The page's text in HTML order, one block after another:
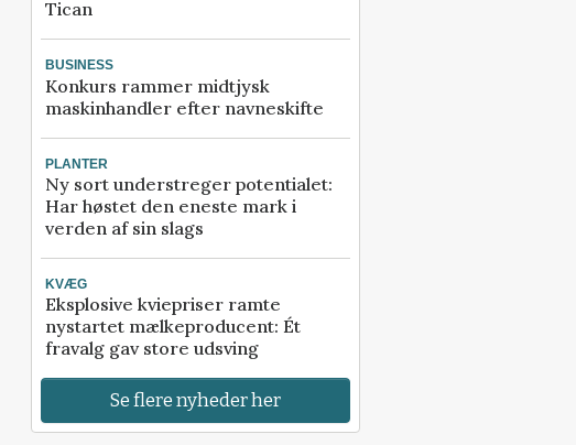
Tican
BUSINESS
Konkurs rammer midtjysk
maskinhandler efter navneskifte
PLANTER
Ny sort understreger potentialet:
Har høstet den eneste mark i
verden af sin slags
KVÆG
Eksplosive kviepriser ramte
nystartet mælkeproducent: Ét
fravalg gav store udsving
Se flere nyheder her